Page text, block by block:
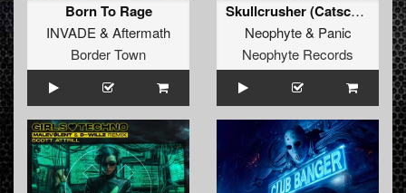
Born To Rage
INVADE & Aftermath
Border Town
Skullcrusher (Catscan Remix)
Neophyte& Panic
Neophyte Records